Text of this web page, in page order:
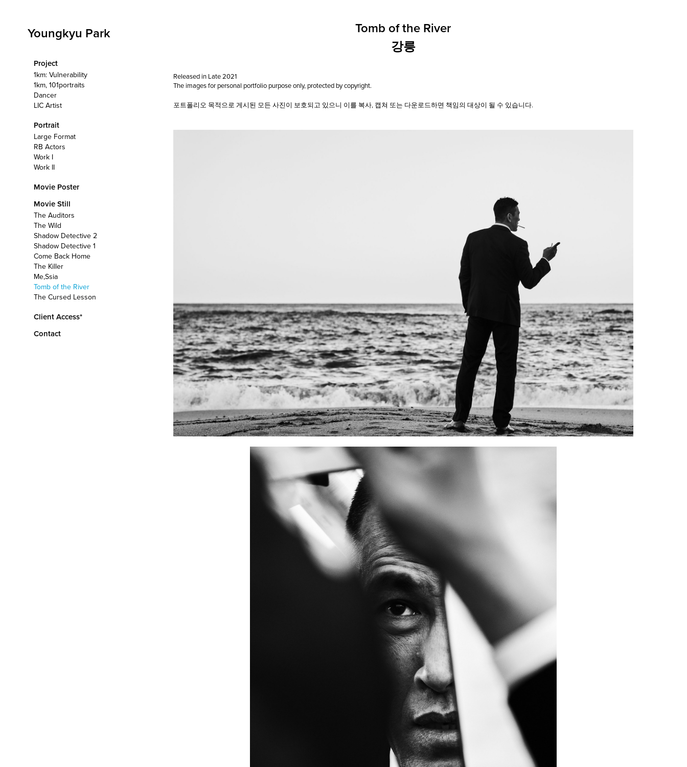
Youngkyu Park
Project
1km: Vulnerability
1km, 101portraits
Dancer
LIC Artist
Portrait
Large Format
RB Actors
Work I
Work II
Movie Poster
Movie Still
The Auditors
The Wild
Shadow Detective 2
Shadow Detective 1
Come Back Home
The Killer
Me,Ssia
Tomb of the River
The Cursed Lesson
Client Access*
Contact
Tomb of the River
강릉
Released in Late 2021
The images for personal portfolio purpose only, protected by copyright.
포트폴리오 목적으로 게시된 모든 사진이 보호되고 있으니 이를 복사, 캡쳐 또는 다운로드하면 책임의 대상이 될 수 있습니다.